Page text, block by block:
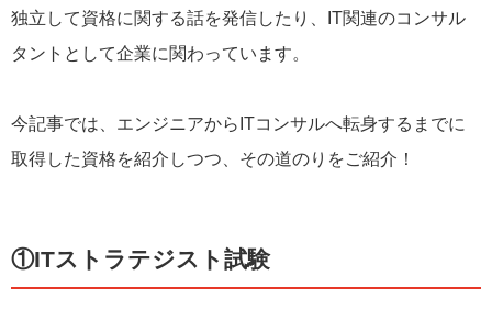
独立して資格に関する話を発信したり、IT関連のコンサル
タントとして企業に関わっています。
今記事では、エンジニアからITコンサルへ転身するまでに
取得した資格を紹介しつつ、その道のりをご紹介！
①ITストラテジスト試験